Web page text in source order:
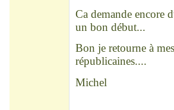
Ca demande encore
un bon début...
Bon je retourne à
républicaines....
Michel